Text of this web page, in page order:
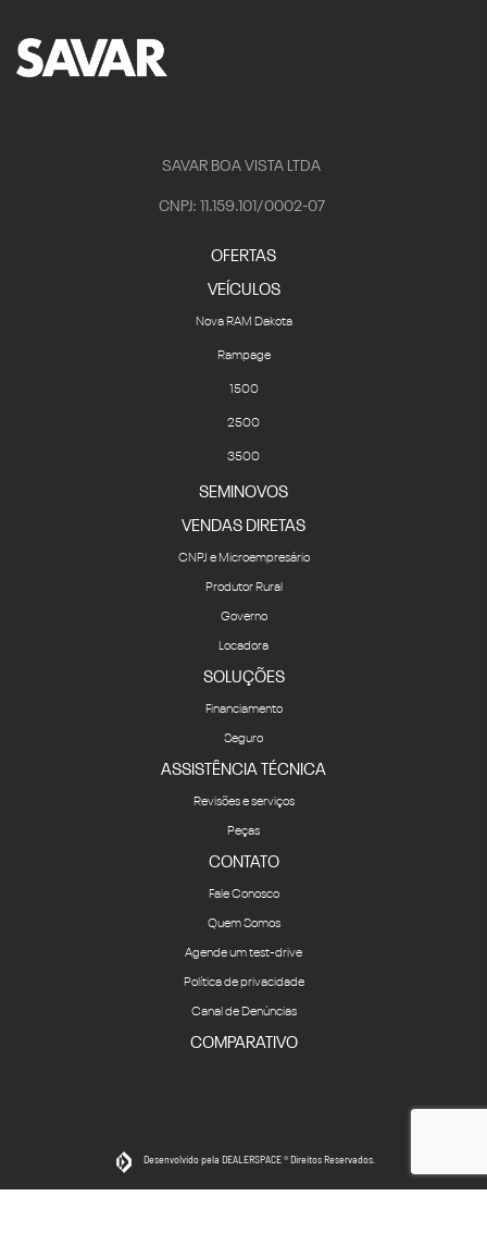
SAVAR BOA VISTA LTDA
CNPJ: 11.159.101/0002-07
OFERTAS
VEÍCULOS
Nova RAM Dakota
Rampage
1500
2500
3500
SEMINOVOS
VENDAS DIRETAS
CNPJ e Microempresário
Produtor Rural
Governo
Locadora
SOLUÇÕES
Financiamento
Seguro
ASSISTÊNCIA TÉCNICA
Revisões e serviços
Peças
CONTATO
Fale Conosco
Quem Somos
Agende um test-drive
Política de privacidade
Canal de Denúncias
COMPARATIVO
Desenvolvido pela DEALERSPACE ® Direitos Reservados.